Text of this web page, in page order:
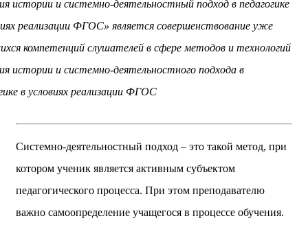
истории и системно-деятельностный подход в педагогике
реализации ФГОС» является совершенствование уже
компетенций слушателей в сфере методов и технологий
истории и системно-деятельностного подхода в
в условиях реализации ФГОС
Системно-деятельностный подход – это такой метод, при
котором ученик является активным субъектом
педагогического процесса. При этом преподавателю
важно самоопределение учащегося в процессе обучения.